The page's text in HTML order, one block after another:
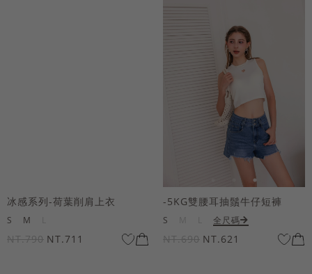
冰感系列-荷葉削肩上衣
S M
NT.790 NT.711
-5KG雙腰耳抽鬚牛仔短褲
S 全尺碼
NT.690 NT.621